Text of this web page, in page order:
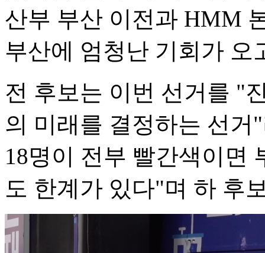
산부 부산 이전과 HMM
부산에 엄청난 기회가 오
전 후보는 이번 선거를 "
의 미래를 결정하는 선
18명이 전부 빨간색이면
도 한계가 있다"며 하 후